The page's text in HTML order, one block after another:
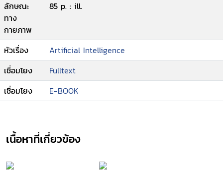
ลักษณะ
ทาง
กายภาพ
85 p. : ill.
หัวเรื่อง
Artificial Intelligence
เชื่อมโยง
Fulltext
เชื่อมโยง
E-BOOK
เนื้อหาที่เกี่ยวข้อง